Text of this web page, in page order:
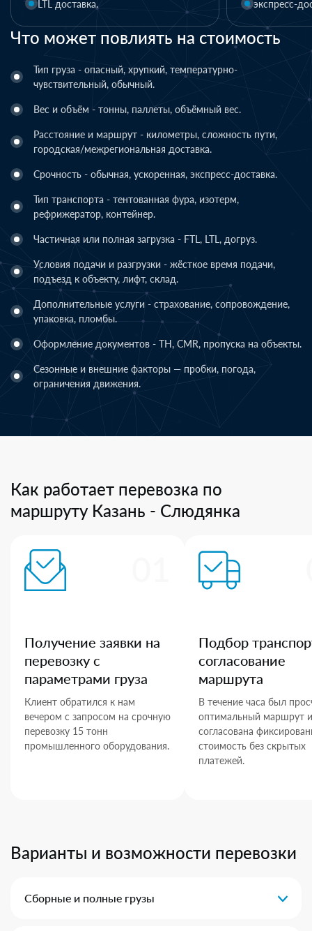
Что может повлиять на стоимость
Тип груза - опасный, хрупкий, температурно-
чувствительный, обычный.
Вес и объём - тонны, паллеты, объёмный вес.
Расстояние и маршрут - километры, сложность пути,
городская/межрегиональная доставка.
Срочность - обычная, ускоренная, экспресс-доставка.
Тип транспорта - тентованная фура, изотерм,
рефрижератор, контейнер.
Частичная или полная загрузка - FTL, LTL, догруз.
Условия подачи и разгрузки - жёсткое время подачи,
подъезд к объекту, лифт, склад.
Дополнительные услуги - страхование, сопровождение,
упаковка, пломбы.
Оформление документов - ТН, CMR, пропуска на объекты.
Сезонные и внешние факторы — пробки, погода,
ограничения движения.
экспресс-доставка. экспресс-
Как работает перевозка по
маршруту Казань - Слюдянка
Получение заявки на
перевозку с
параметрами груза
Клиент обратился к нам
вечером с запросом на срочную
перевозку 15 тонн
промышленного оборудования.
Подбор
согласование
маршрута
В течение часа был
оптимальный маршрут и
согласована
стоимость без скрытых
платежей.
Варианты и возможности перевозки
Сборные и полные грузы